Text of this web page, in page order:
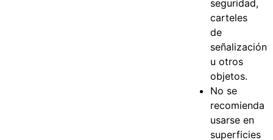
seguridad,
carteles
de
señalización
u otros
objetos.
No se
recomienda
usarse en
superficies